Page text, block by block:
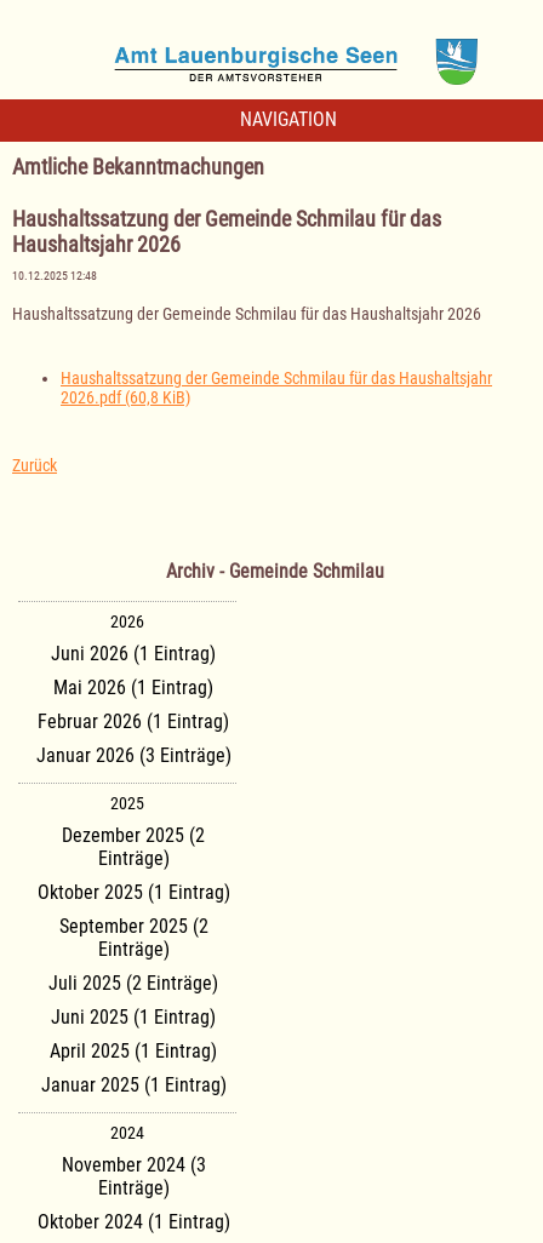
NAVIGATION
Amtliche Bekanntmachungen
Haushaltssatzung der Gemeinde Schmilau für das
Haushaltsjahr 2026
10.12.2025 12:48
Haushaltssatzung der Gemeinde Schmilau für das Haushaltsjahr 2026
Haushaltssatzung der Gemeinde Schmilau für das Haushaltsjahr
2026.pdf(60,8 KiB)
Zurück
Archiv - Gemeinde Schmilau
2026
Juni 2026 (1 Eintrag)
Mai 2026 (1 Eintrag)
Februar 2026 (1 Eintrag)
Januar 2026 (3 Einträge)
2025
Dezember 2025 (2
Einträge)
Oktober 2025 (1 Eintrag)
September 2025 (2
Einträge)
Juli 2025 (2 Einträge)
Juni 2025 (1 Eintrag)
April 2025 (1 Eintrag)
Januar 2025 (1 Eintrag)
2024
November 2024 (3
Einträge)
Oktober 2024 (1 Eintrag)